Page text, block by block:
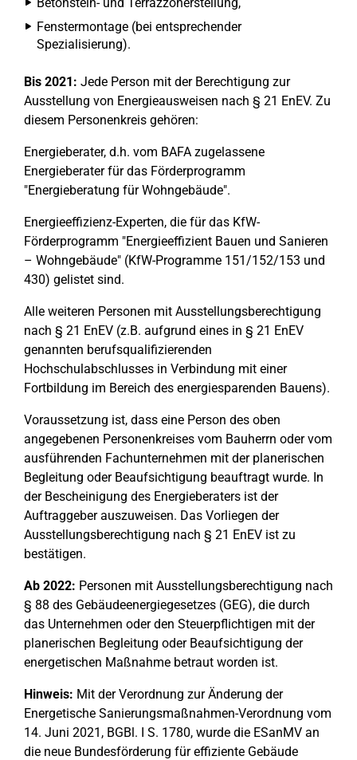
Fenstermontage (bei entsprechender
Spezialisierung).
Bis 2021: Jede Person mit der Berechtigung zur
Ausstellung von Energieausweisen nach § 21 EnEV. Zu
diesem Personenkreis gehören:
Energieberater, d.h. vom BAFA zugelassene
Energieberater für das Förderprogramm
"Energieberatung für Wohngebäude".
Energieeffizienz-Experten, die für das KfW-
Förderprogramm "Energieeffizient Bauen und Sanieren
– Wohngebäude" (KfW-Programme 151/152/153 und
430) gelistet sind.
Alle weiteren Personen mit Ausstellungsberechtigung
nach § 21 EnEV (z.B. aufgrund eines in § 21 EnEV
genannten berufsqualifizierenden
Hochschulabschlusses in Verbindung mit einer
Fortbildung im Bereich des energiesparenden Bauens).
Voraussetzung ist, dass eine Person des oben
angegebenen Personenkreises vom Bauherrn oder vom
ausführenden Fachunternehmen mit der planerischen
Begleitung oder Beaufsichtigung beauftragt wurde. In
der Bescheinigung des Energieberaters ist der
Auftraggeber auszuweisen. Das Vorliegen der
Ausstellungsberechtigung nach § 21 EnEV ist zu
bestätigen.
Ab 2022: Personen mit Ausstellungsberechtigung nach
§ 88 des Gebäudeenergiegesetzes (GEG), die durch
das Unternehmen oder den Steuerpflichtigen mit der
planerischen Begleitung oder Beaufsichtigung der
energetischen Maßnahme betraut worden ist.
Hinweis: Mit der Verordnung zur Änderung der
Energetische Sanierungsmaßnahmen-Verordnung vom
14. Juni 2021, BGBl. I S. 1780, wurde die ESanMV an
die neue Bundesförderung für effiziente Gebäude